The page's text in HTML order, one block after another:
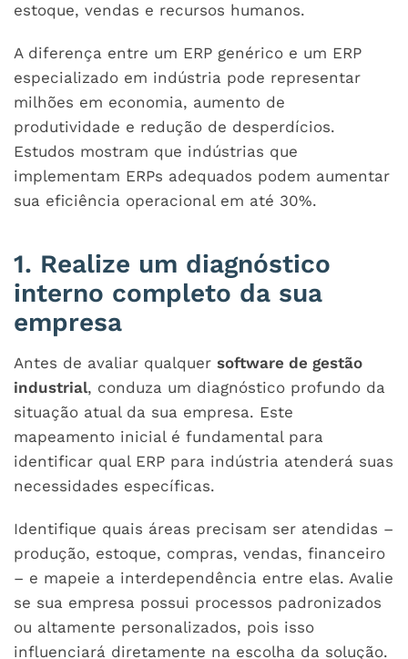
estoque, vendas e recursos humanos.
A diferença entre um ERP genérico e um ERP
especializado em indústria pode representar
milhões em economia, aumento de
produtividade e redução de desperdícios.
Estudos mostram que indústrias que
implementam ERPs adequados podem aumentar
sua eficiência operacional em até 30%.
1. Realize um diagnóstico
interno completo da sua
empresa
Antes de avaliar qualquer software de gestão
industrial, conduza um diagnóstico profundo da
situação atual da sua empresa. Este
mapeamento inicial é fundamental para
identificar qual ERP para indústria atenderá suas
necessidades específicas.
Identifique quais áreas precisam ser atendidas –
produção, estoque, compras, vendas, financeiro
– e mapeie a interdependência entre elas. Avalie
se sua empresa possui processos padronizados
ou altamente personalizados, pois isso
influenciará diretamente na escolha da solução.